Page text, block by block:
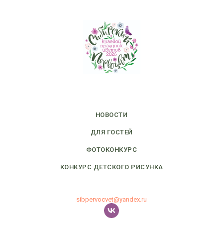
НОВОСТИ
ДЛЯ ГОСТЕЙ
ФОТОКОНКУРС
КОНКУРС ДЕТСКОГО РИСУНКА
sibpervocvet@yandex.ru